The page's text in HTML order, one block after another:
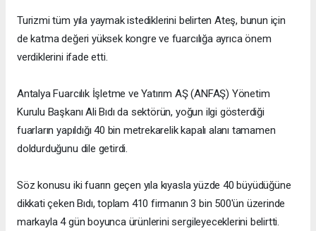
Turizmi tüm yıla yaymak istediklerini belirten Ateş, bunun için
de katma değeri yüksek kongre ve fuarcılığa ayrıca önem
verdiklerini ifade etti.
Antalya Fuarcılık İşletme ve Yatırım AŞ (ANFAŞ) Yönetim
Kurulu Başkanı Ali Bıdı da sektörün, yoğun ilgi gösterdiği
fuarların yapıldığı 40 bin metrekarelik kapalı alanı tamamen
doldurduğunu dile getirdi.
Söz konusu iki fuarın geçen yıla kıyasla yüzde 40 büyüdüğüne
dikkati çeken Bıdı, toplam 410 firmanın 3 bin 500'ün üzerinde
markayla 4 gün boyunca ürünlerini sergileyeceklerini belirtti.